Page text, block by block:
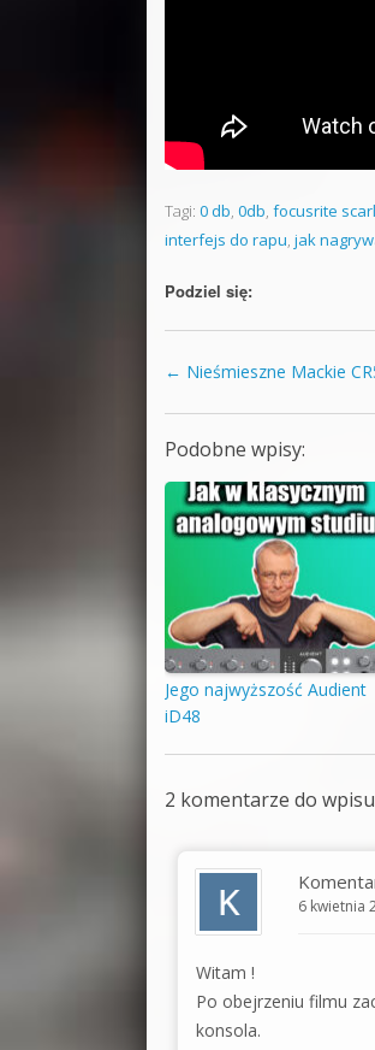
Tagi: 0 db, 0db, focusrite
interfejs do rapu, jak
Podziel się:
Zobacz wpisy
← Nieśmieszne Mackie
Podobne wpisy:
Jego najwyższość Audient
iD48
2 komentarze do wpisu
6 kwietnia
Witam !
Po obejrzeniu filmu
konsola.